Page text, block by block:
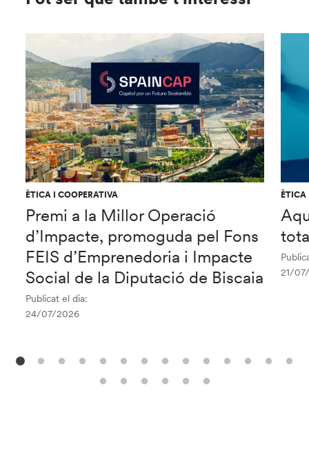
ÈTICA I COOPERATIVA
Premi a la Millor Operació
d’Impacte, promoguda pel Fons
FEIS d’Emprenedoria i Impacte
Social de la Diputació de Biscaia
Publicat el dia:
24/07/2026
ÈTICA
21/